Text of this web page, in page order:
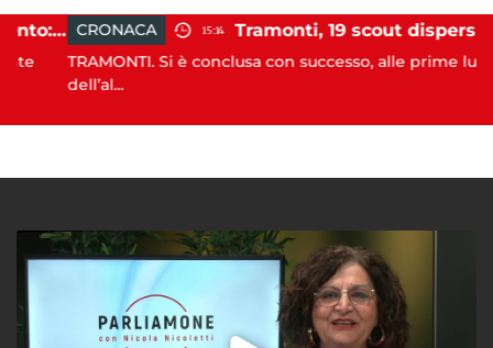
Incidente agricolo nel Cilento: trattore si ribalta, muore 71enne CRONACA 15:14
TRAMONTI. Si è conclusa con successo, alle prime luci
dell’al...